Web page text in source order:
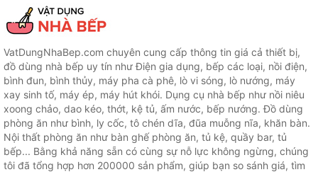
VatDungNhaBep.com chuyên cung cấp thông tin giá cả thiết bị,
đồ dùng nhà bếp uy tín như Điện gia dụng, bếp các loại, nồi điện,
bình đun, bình thủy, máy pha cà phê, lò vi sóng, lò nướng, máy
xay sinh tố, máy ép, máy hút khói. Dụng cụ nhà bếp như nồi niêu
xoong chảo, dao kéo, thớt, kệ tủ, ấm nước, bếp nướng. Đồ dùng
phòng ăn như bình, ly cốc, tô chén dĩa, đũa muỗng nĩa, khăn bàn.
Nội thất phòng ăn như bàn ghế phòng ăn, tủ kệ, quầy bar, tủ
bếp... Bằng khả năng sẵn có cùng sự nỗ lực không ngừng, chúng
tôi đã tổng hợp hơn 200000 sản phẩm, giúp bạn so sánh giá, tìm